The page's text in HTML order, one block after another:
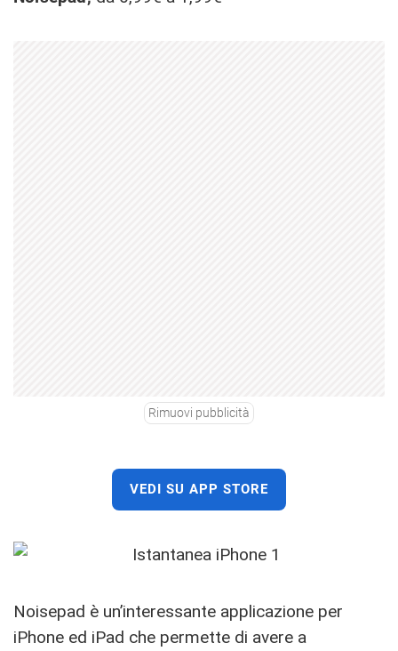
Rimuovi pubblicità
VEDI SU APP STORE
Noisepad è un’interessante applicazione per
iPhone ed iPad che permette di avere a